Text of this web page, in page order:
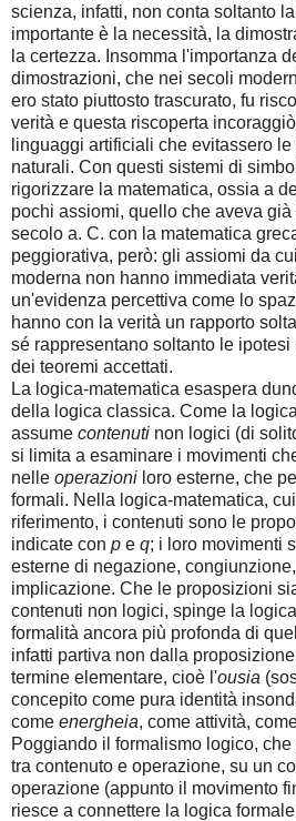
scienza, infatti, non conta soltanto
importante è la necessità, la
la certezza. Insomma l'importanza
dimostrazioni, che nei secoli
ero stato piuttosto trascurato, fu
verità e questa riscoperta
linguaggi artificiali che evitassero
naturali. Con questi sistemi di
rigorizzare la matematica, ossia a
pochi assiomi, quello che aveva già
secolo a. C. con la matematica
peggiorativa, però: gli assiomi da
moderna non hanno immediata
un'evidenza percettiva come lo
hanno con la verità un rapporto
sé rappresentano soltanto le
dei teoremi accettati.
La logica-matematica esaspera
della logica classica. Come la
assume contenuti non logici (di
si limita a esaminare i movimenti
nelle operazioni loro esterne, che
formali. Nella logica-matematica,
riferimento, i contenuti sono le
indicate con p e q; i loro movimenti
esterne di negazione,
implicazione. Che le proposizioni
contenuti non logici, spinge la
formalità ancora più profonda di
infatti partiva non dalla
termine elementare, cioè l'ousia
concepito come pura identità
come energheia, come attività,
Poggiando il formalismo logico,
tra contenuto e operazione, su un
operazione (appunto il movimento
riesce a connettere la logica